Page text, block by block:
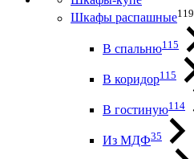
Шкафы распашные119
В спальню115
В коридор115
В гостиную114
Из МДФ35